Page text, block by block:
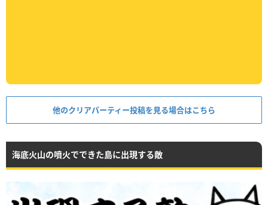
他のクリアパーティー投稿を見る場合はこちら
海底火山の噴火でできた島に出現する敵